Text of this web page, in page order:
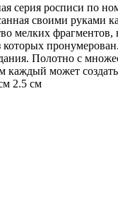
серия росписи
своими руками
мелких фрагментов,
Полотно с
может
2.5 см